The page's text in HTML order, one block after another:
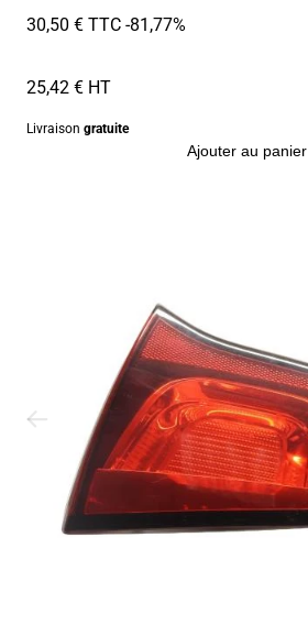
30,50 € TTC-81,77%
25,42 € HT
Livraison gratuite
Ajouter au panier